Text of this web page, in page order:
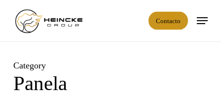
Contacto
Menú
Category
Panela